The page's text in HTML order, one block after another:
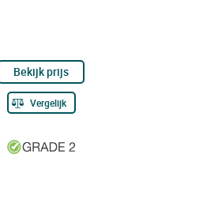
Bekijk prijs
Vergelijk